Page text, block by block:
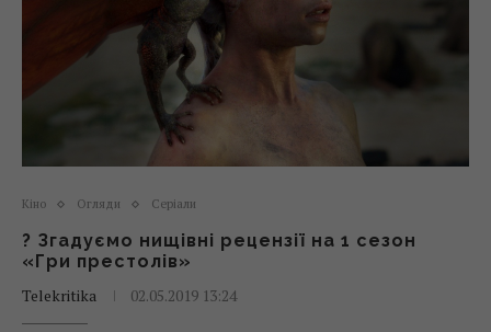
Кіно Огляди Серіали
? Згадуємо нищівні рецензії на 1 сезон
«Гри престолів»
Telekritika
02.05.2019 13:24